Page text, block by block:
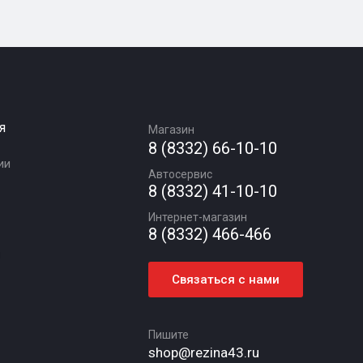
Магазин
8 (8332) 66-10-10
Автосервис
8 (8332) 41-10-10
Интернет-магазин
8 (8332) 466-466
Связаться с нами
Пишите
shop@rezina43.ru